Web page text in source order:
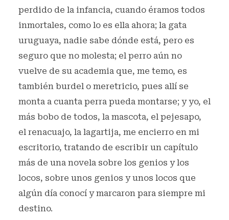
perdido de la infancia, cuando éramos todos
inmortales, como lo es ella ahora; la gata
uruguaya, nadie sabe dónde está, pero es
seguro que no molesta; el perro aún no
vuelve de su academia que, me temo, es
también burdel o meretricio, pues allí se
monta a cuanta perra pueda montarse; y yo, el
más bobo de todos, la mascota, el pejesapo,
el renacuajo, la lagartija, me encierro en mi
escritorio, tratando de escribir un capítulo
más de una novela sobre los genios y los
locos, sobre unos genios y unos locos que
algún día conocí y marcaron para siempre mi
destino.